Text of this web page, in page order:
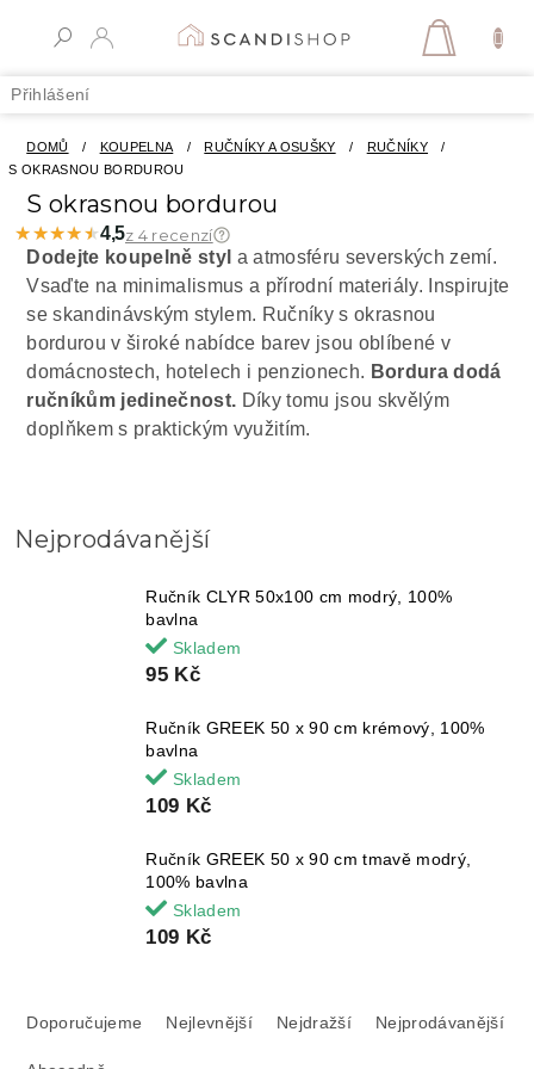
Přihlášení
DOMŮ / KOUPELNA / RUČNÍKY A OSUŠKY / RUČNÍKY
/
S OKRASNOU BORDUROU
S okrasnou bordurou
★★★★★
★★★★★4,5z 4 recenzí
Dodejte koupelně styl a atmosféru severských zemí.
Vsaďte na minimalismus a přírodní materiály. Inspirujte
se skandinávským stylem. Ručníky s okrasnou
bordurou v široké nabídce barev jsou oblíbené v
domácnostech, hotelech i penzionech. Bordura dodá
ručníkům jedinečnost. Díky tomu jsou skvělým
doplňkem s praktickým využitím.
Nejprodávanější
Ručník CLYR 50x100 cm modrý, 100%
bavlna
Skladem
95 Kč
Ručník GREEK 50 x 90 cm krémový, 100%
bavlna
Skladem
109 Kč
Ručník GREEK 50 x 90 cm tmavě modrý,
100% bavlna
Skladem
109 Kč
Doporučujeme Nejlevnější Nejdražší Nejprodávanější